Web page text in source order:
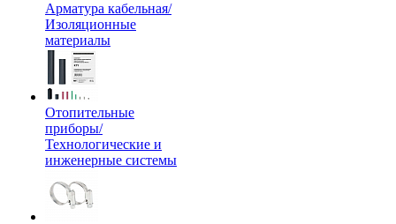
Арматура кабельная/
Изоляционные
материалы
Отопительные
приборы/
Технологические и
инженерные системы